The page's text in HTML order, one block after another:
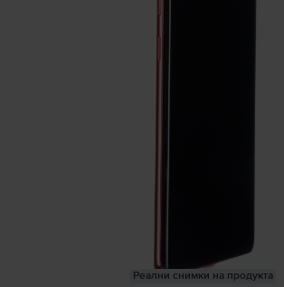
Реални снимки на продукта